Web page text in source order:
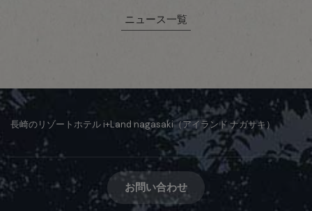
ニュース一覧
長崎のリゾートホテル i+Land nagasaki（アイランド ナガサキ）
お問い合わせ